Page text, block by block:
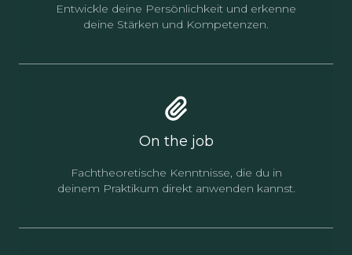
Entwickle deine Persönlichkeit und erkenne
deine Stärken und Kompetenzen.
On the job
Fachtheoretische Kenntnisse, die du in
deinem Praktikum direkt anwenden kannst.